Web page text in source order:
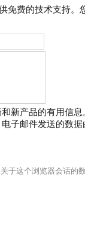
免费的技术支持。
新产品的有用信息
子邮件发送的数据
于这个浏览器会话的